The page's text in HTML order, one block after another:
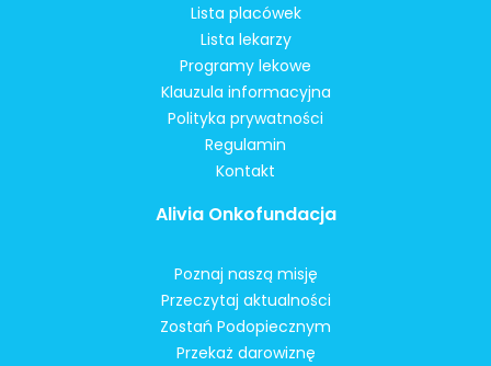
Lista placówek
Lista lekarzy
Programy lekowe
Klauzula informacyjna
Polityka prywatności
Regulamin
Kontakt
Alivia Onkofundacja
Poznaj naszą misję
Przeczytaj aktualności
Zostań Podopiecznym
Przekaż darowiznę